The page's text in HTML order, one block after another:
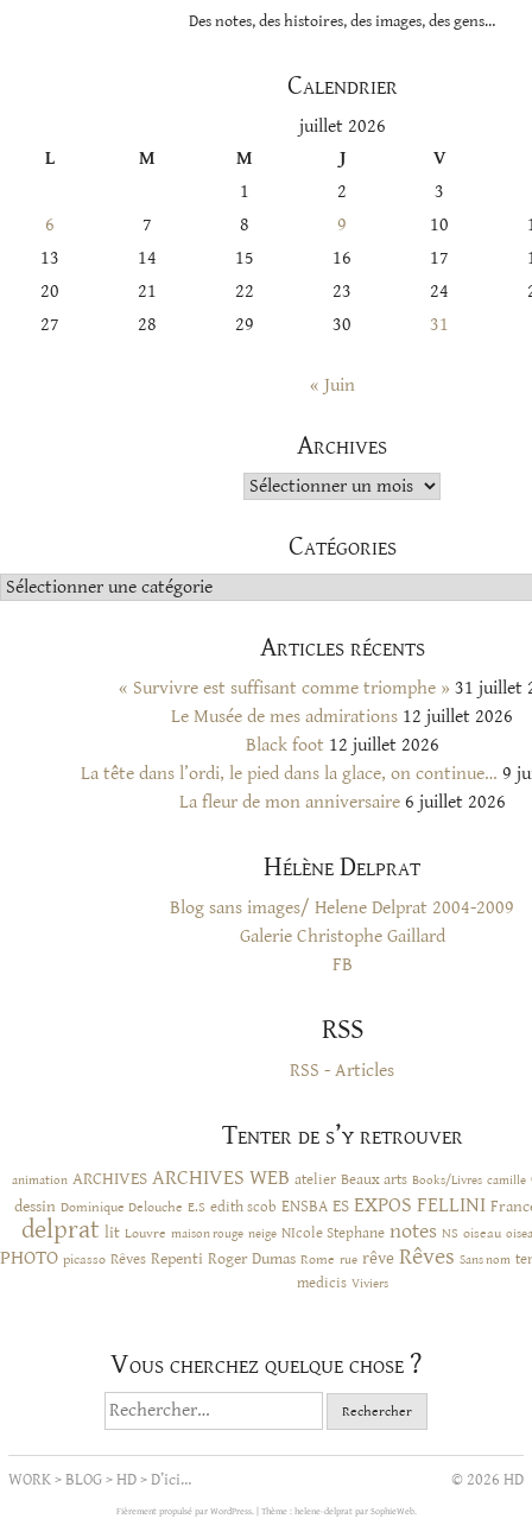
Des notes, des histoires, des images, des gens…
Calendrier
juillet 2026
L
M M J
V
1
2
3
6
7 8 9 10
13
14 15 16 17
20
21 22 23 24
27
28 29 30 31
« Juin
Archives
Archives
Catégories
Catégories
Articles récents
« Survivre est suffisant comme triomphe » 31 juillet
Le Musée de mes admirations 12 juillet 2026
Black foot 12 juillet 2026
La tête dans l’ordi, le pied dans la glace, on continue… 9
La fleur de mon anniversaire 6 juillet 2026
Hélène Delprat
Blog sans images/ Helene Delprat 2004-2009
Galerie Christophe Gaillard
FB
RSS
RSS - Articles
Tenter de s’y retrouver
animation ARCHIVES ARCHIVES WEB atelier Beaux arts Books/Livres camille
dessin Dominique Delouche E.S edith scob ENSBA ES EXPOS FELLINI
delprat lit Louvre maison rouge neige NIcole Stephane notes NS oiseau
PHOTO picasso Rêves Repenti Roger Dumas Rome rue rêve Rêves Sans nom
medicis Viviers
Vous cherchez quelque chose ?
Rechercher :
WORK>BLOG>HD>D’ici… © 2026 HD
Fièrement propulsé par WordPress. Thème : helene-delprat par SophieWeb.